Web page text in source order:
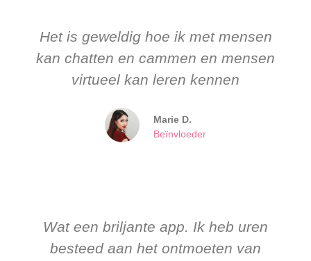
Het is geweldig hoe ik met mensen
kan chatten en cammen en mensen
virtueel kan leren kennen
Marie D.
Beïnvloeder
Wat een briljante app. Ik heb uren
besteed aan het ontmoeten van